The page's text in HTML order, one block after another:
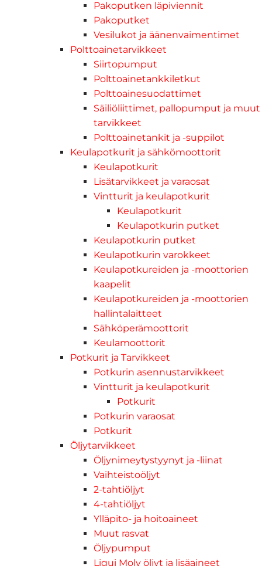
Pakoputken läpiviennit
Pakoputket
Vesilukot ja äänenvaimentimet
Polttoainetarvikkeet
Siirtopumput
Polttoainetankkiletkut
Polttoainesuodattimet
Säiliöliittimet, pallopumput ja muut
tarvikkeet
Polttoainetankit ja -suppilot
Keulapotkurit ja sähkömoottorit
Keulapotkurit
Lisätarvikkeet ja varaosat
Vintturit ja keulapotkurit
Keulapotkurit
Keulapotkurin putket
Keulapotkurin putket
Keulapotkurin varokkeet
Keulapotkureiden ja -moottorien
kaapelit
Keulapotkureiden ja -moottorien
hallintalaitteet
Sähköperämoottorit
Keulamoottorit
Potkurit ja Tarvikkeet
Potkurin asennustarvikkeet
Vintturit ja keulapotkurit
Potkurit
Potkurin varaosat
Potkurit
Öljytarvikkeet
Öljynimeytystyynyt ja -liinat
Vaihteistoöljyt
2-tahtiöljyt
4-tahtiöljyt
Ylläpito- ja hoitoaineet
Muut rasvat
Öljypumput
Liqui Moly öljyt ja lisäaineet